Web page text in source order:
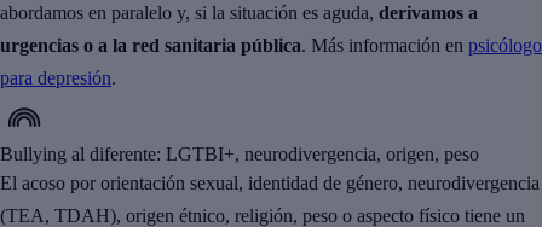
abordamos en paralelo y, si la situación es aguda, derivamos a
urgencias o a la red sanitaria pública. Más información en psicólogo
para depresión.
Bullying al diferente: LGTBI+, neurodivergencia, origen, peso
El acoso por orientación sexual, identidad de género, neurodivergencia
(TEA, TDAH), origen étnico, religión, peso o aspecto físico tiene un